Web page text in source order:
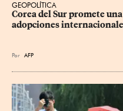
GEOPOLÍTICA
Corea del Sur promete
adopciones
Por AFP